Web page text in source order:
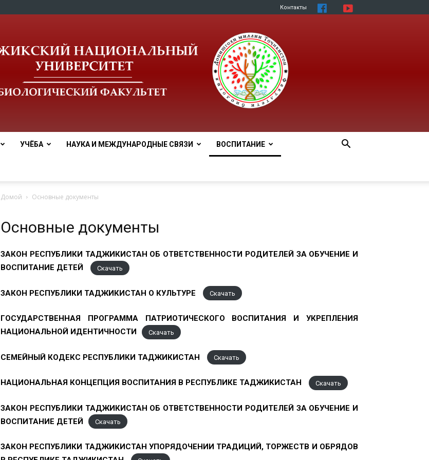
Контакты
УЧЁБА НАУКА И МЕЖДУНАРОДНЫЕ СВЯЗИ ВОСПИТАНИЕ
Домой Основные документы
Основные документы
ЗАКОН РЕСПУБЛИКИ ТАДЖИКИСТАН ОБ ОТВЕТСТВЕННОСТИ РОДИТЕЛЕЙ ЗА ОБУЧЕНИЕ И
ВОСПИТАНИЕ ДЕТЕЙ
Скачать
ЗАКОН РЕСПУБЛИКИ ТАДЖИКИСТАН О КУЛЬТУРЕ Скачать
ГОСУДАРСТВЕННАЯ ПРОГРАММА ПАТРИОТИЧЕСКОГО ВОСПИТАНИЯ И УКРЕПЛЕНИЯ
НАЦИОНАЛЬНОЙ ИДЕНТИЧНОСТИ
Скачать
СЕМЕЙНЫЙ КОДЕКС РЕСПУБЛИКИ ТАДЖИКИСТАН Скачать
НАЦИОНАЛЬНАЯ КОНЦЕПЦИЯ ВОСПИТАНИЯ В РЕСПУБЛИКЕ ТАДЖИКИСТАН Скачать
ЗАКОН РЕСПУБЛИКИ ТАДЖИКИСТАН ОБ ОТВЕТСТВЕННОСТИ РОДИТЕЛЕЙ ЗА ОБУЧЕНИЕ И
ВОСПИТАНИЕ ДЕТЕЙ
Скачать
ЗАКОН РЕСПУБЛИКИ ТАДЖИКИСТАН УПОРЯДОЧЕНИИ ТРАДИЦИЙ, ТОРЖЕСТВ И ОБРЯДОВ